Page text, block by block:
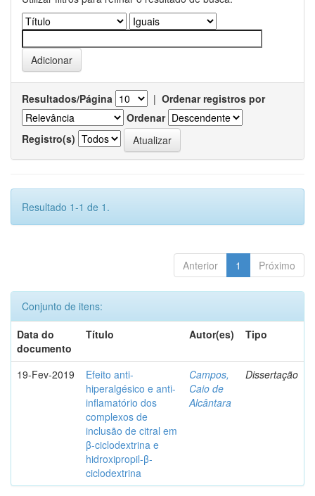
Resultados/Página | Ordenar registros por
Ordenar
Registro(s)
Resultado 1-1 de 1.
Anterior 1 Próximo
Conjunto de itens:
Data do
documento
Título Autor(es) Tipo
19-Fev-2019
Efeito anti-
hiperalgésico e anti-
inflamatório dos
complexos de
inclusão de citral em
β-ciclodextrina e
hidroxipropil-β-
ciclodextrina
Campos,
Caio de
Alcântara
Dissertação